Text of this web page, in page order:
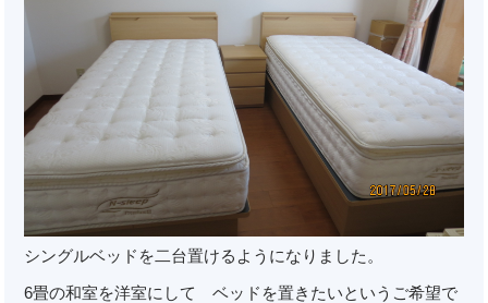
シングルベッドを二台置けるようになりました。
6畳の和室を洋室にして ベッドを置きたいというご希望で